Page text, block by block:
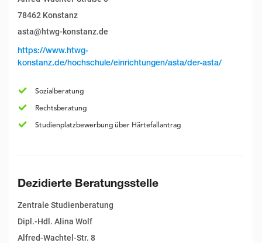
78462 Konstanz
asta@htwg-konstanz.de
https://www.htwg-
konstanz.de/hochschule/einrichtungen/asta/der-asta/
Sozialberatung
Rechtsberatung
Studienplatzbewerbung über Härtefallantrag
Dezidierte Beratungsstelle
Zentrale Studienberatung
Dipl.-Hdl. Alina Wolf
Alfred-Wachtel-Str. 8